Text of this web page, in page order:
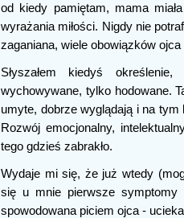
od kiedy pamiętam, mama
wyrażania miłości. Nigdy nie
zaganiana, wiele obowiązków ojca
Słyszałem kiedyś
wychowywane, tylko hodowane.
umyte, dobrze wyglądają i na
Rozwój emocjonalny,
tego gdzieś zabrakło.
Wydaje mi się, że już wtedy
się u mnie pierwsze symptomy
spowodowana piciem ojca -